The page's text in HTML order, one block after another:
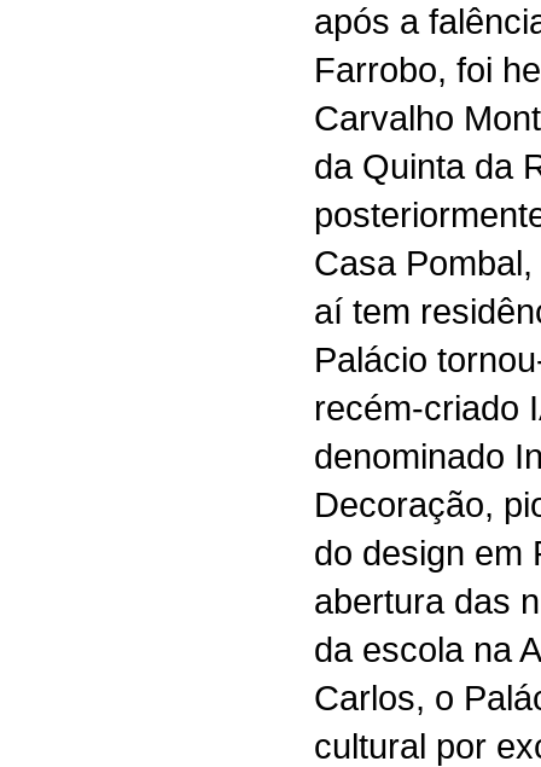
após a
Farrobo, foi
Carvalho
da Quinta da
Casa
aí tem
Palácio
recém-criado
denominado
Decoração,
do design em
abertura das
da escola na
Carlos, o
cultural por